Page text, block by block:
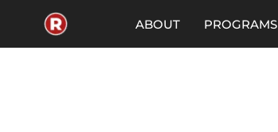
content ABOUT PROGRAMS